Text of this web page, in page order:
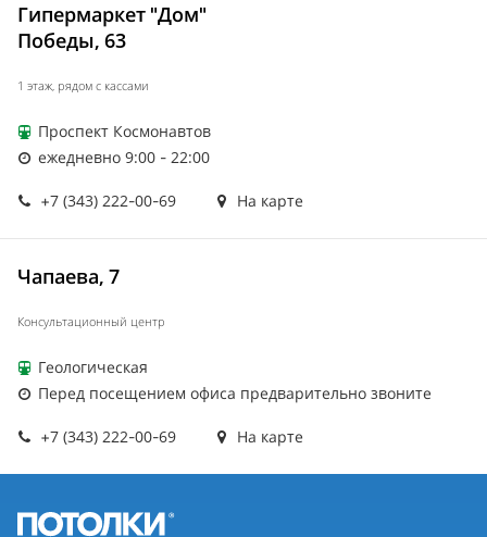
Гипермаркет "Дом"
Победы, 63
1 этаж, рядом с кассами
Проспект Космонавтов
ежедневно 9:00 - 22:00
+7 (343) 222-00-69 На карте
Чапаева, 7
Консультационный центр
Геологическая
Перед посещением офиса предварительно звоните
+7 (343) 222-00-69 На карте